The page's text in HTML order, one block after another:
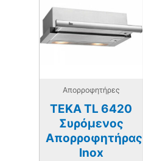
Απορροφητήρες
TEKA TL 6420
Συρόμενος
Απορροφητήρας
Inox